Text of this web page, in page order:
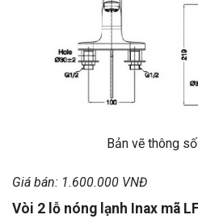
Bản vẽ thông
Giá bán: 1.600.000 VNĐ
Vòi 2 lỗ nóng lạnh Inax mã